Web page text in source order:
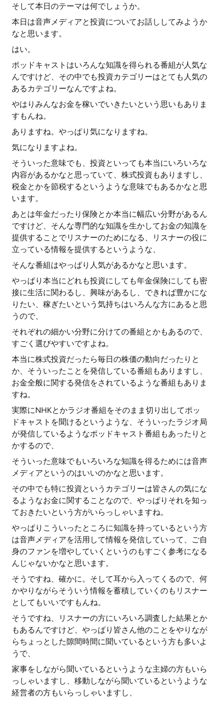
そして本日のテーマは何でしょうか。
本日は音声メディアと投資についてお話ししてみようか
なと思います。
はい。
ポッドキャストはいろんな知識を得られる番組が人気な
んですけど、その中でも投資カテゴリーはとても人気の
あるカテゴリーなんですよね。
やはりみんなお金を稼いでいきたいという思いもありま
すもんね。
ありますね。やっぱり気になりますね。
気になりますよね。
そういった意味でも、投資といっても本当にいろいろな
内容があるかなと思っていて、株式投資もありますし、
税金とかを節税するというような意味でもあるかなと思
います。
あとは年金だったり保険とか本当に幅広い分野があるん
ですけど、そんな専門的な知識を生かしてお金の知識を
提供することでリスナーのためになる、リスナーの役に
立っている情報を提供するというような、
そんな番組はやっぱり人気があるかなと思います。
やっぱり本当にどれも投資にしても年金保険にしても密
接に生活に関わるし、興味があるし、できれば豊かにな
りたい、稼ぎたいという気持ちはいろんな方にあると思
うので、
それぞれの細かい分野に分けての番組とかもあるので、
すごく選びやすいですよね。
本当に株式投資だったら毎日の株価の動向だったりと
か、そういったことを発信している番組もありますし、
お金全般に関する発信をされているような番組もありま
すね。
実際にNHKとかラジオ番組をそのまま切り出してポッ
ドキャストを聞けるというような、そういったラジオ局
が発信しているようなポッドキャスト番組もあったりと
かするので、
そういった意味でもいろいろな知識を得るためには音声
メディアというのはいいのかなと思います。
その中でも特に投資というカテゴリーは皆さんの気にな
るようなお金に関することなので、やっぱりそれを知っ
ておきたいという方がいらっしゃいますね。
やっぱりこういったところに知識を持っているという方
は音声メディアを活用して情報を発信していって、ご自
身のファンを増やしていくというのもすごく参考になる
んじゃないかなと思います。
そうですね、確かに。そして耳から入ってくるので、何
かやりながらそういう情報を蓄積していくのもリスナー
としてもいいですもんね。
そうですね、リスナーの方にいろいろ調査した結果とか
もあるんですけど、やっぱり皆さん他のことをやりなが
らちょっとした隙間時間に聞いているという方も多いよ
うで、
家事をしながら聞いているというような主婦の方もいら
っしゃいますし、移動しながら聞いているというような
経営者の方もいらっしゃいますし、